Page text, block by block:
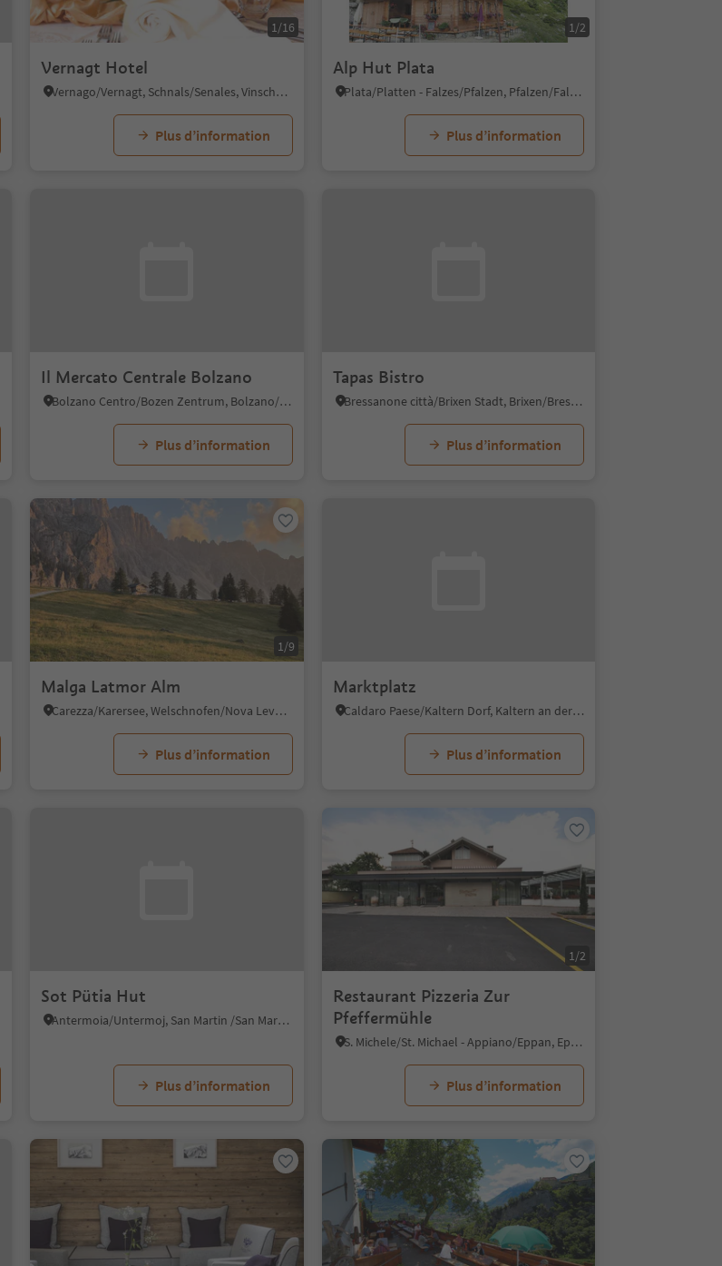
1/16
Vernagt Hotel
Vernago/Vernagt, Schnals/Senales, Vinschgau/Val Venosta
Plus d’information
1/2
Alp Hut Plata
Plata/Platten - Falzes/Pfalzen, Pfalzen/Falzes, Dolomites Region Kronplatz/Plan de Corones
Plus d’information
Il Mercato Centrale Bolzano
Bolzano Centro/Bozen Zentrum, Bolzano/Bozen, Bolzano/Bozen and environs
Plus d’information
Tapas Bistro
Bressanone città/Brixen Stadt, Brixen/Bressanone, Brixen/Bressanone and environs
Plus d’information
1/9
Malga Latmor Alm
Carezza/Karersee, Welschnofen/Nova Levante, Dolomites Region Eggental
Plus d’information
Marktplatz
Caldaro Paese/Kaltern Dorf, Kaltern an der Weinstraße/Caldaro sulla Strada del Vino, Alto Adige Wine Road
Plus d’information
Sot Pütia Hut
Antermoia/Untermoj, San Martin /San Martino, Dolomites Region Kronplatz/Plan de Corones
Plus d’information
1/2
Restaurant Pizzeria Zur
Pfeffermühle
S. Michele/St. Michael - Appiano/Eppan, Eppan an der Weinstaße/Appiano sulla Strada del Vino, Alto Adige Wine Road
Plus d’information